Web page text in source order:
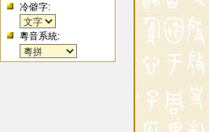
冷僻字:
粵音系統: